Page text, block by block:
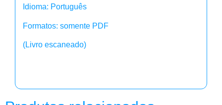
Idioma: Português
Formatos: somente PDF
(Livro escaneado)